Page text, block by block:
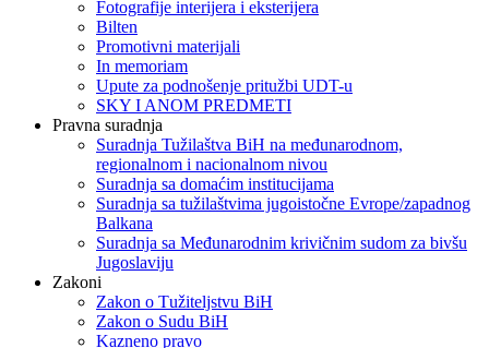
Fotografije interijera i eksterijera
Bilten
Promotivni materijali
In memoriam
Upute za podnošenje pritužbi UDT-u
SKY I ANOM PREDMETI
Pravna suradnja
Suradnja Tužilaštva BiH na međunarodnom,
regionalnom i nacionalnom nivou
Suradnja sa domaćim institucijama
Suradnja sa tužilaštvima jugoistočne Evrope/zapadnog
Balkana
Suradnja sa Međunarodnim krivičnim sudom za bivšu
Jugoslaviju
Zakoni
Zakon o Тužiteljstvu BiH
Zakon o Sudu BiH
Kazneno pravo